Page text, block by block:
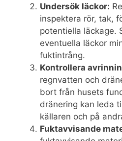
Undersök läckor:
inspektera rör, tak,
potentiella läckage.
eventuella läckor
fuktintrång.
Kontrollera
regnvatten och
bort från husets
dränering kan leda
källaren och på
Fuktavvisande